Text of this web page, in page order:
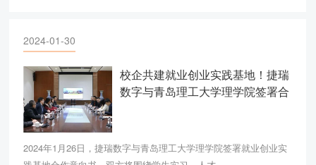
2024-01-30
校企共建就业创业实践基地！捷瑞
数字与青岛理工大学理学院签署合
2024年1月26日，捷瑞数字与青岛理工大学理学院签署就业创业实